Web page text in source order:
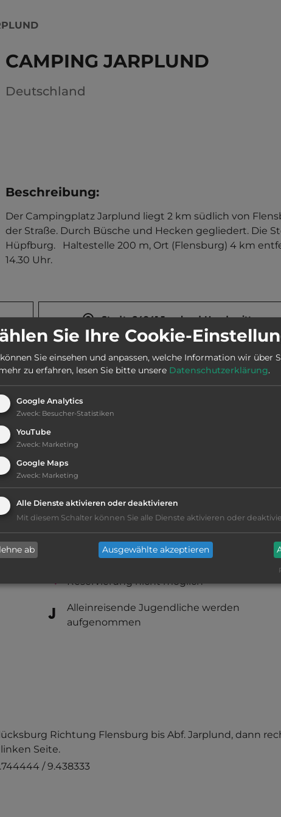
CAMPING JARPLUND
Deutschland
Beschreibung:
Der Campingplatz Jarplund liegt 2 km südlich von
der Straße. Durch Büsche und Hecken gegliedert. Die
Hüpfburg.   Haltestelle 200 m, Ort (Flensburg) 4 km
14.30 Uhr.
Stadt: 24941 Jarplund-Handewitt
Webseite: www.campingplatz-jarplund.de
Lärmbelästigung
Hygiene: befriedigend
Service: befriedigend, einige
Annehmlichkeiten fehlen
Reservierung nicht möglich
Alleinreisende Jugendliche werden
aufgenommen
Richtung Flensburg bis Abf. Jarplund, dann
Seite.
/ 9.438333
Sie Ihre Cookie-
Sie einsehen und anpassen, welche Information wir über
zu erfahren, lesen Sie bitte unsere Datenschutzerklärung.
Google Analytics
Zweck: Besucher-Statistiken
YouTube
Zweck: Marketing
Google Maps
Zweck: Marketing
Alle Dienste aktivieren oder deaktivieren
Mit diesem Schalter können Sie alle Dienste aktivieren oder
ab Ausgewählte akzeptieren